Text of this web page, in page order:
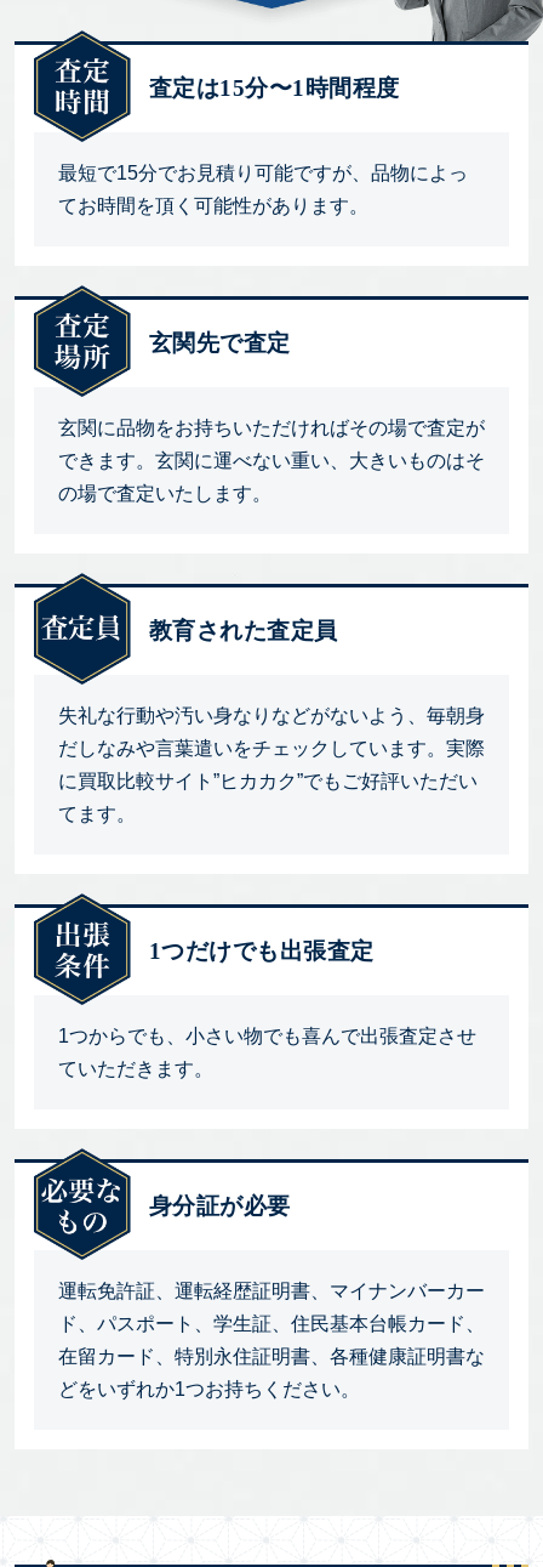
査定は15分〜1時間程度
最短で15分でお見積り可能ですが、品物によっ
てお時間を頂く可能性があります。
玄関先で査定
玄関に品物をお持ちいただければその場で査定が
できます。玄関に運べない重い、大きいものはそ
の場で査定いたします。
教育された査定員
失礼な行動や汚い身なりなどがないよう、毎朝身
だしなみや言葉遣いをチェックしています。実際
に買取比較サイト”ヒカカク”でもご好評いただい
てます。
1つだけでも出張査定
1つからでも、小さい物でも喜んで出張査定させ
ていただきます。
身分証が必要
運転免許証、運転経歴証明書、マイナンバーカー
ド、パスポート、学生証、住民基本台帳カード、
在留カード、特別永住証明書、各種健康証明書な
どをいずれか1つお持ちください。